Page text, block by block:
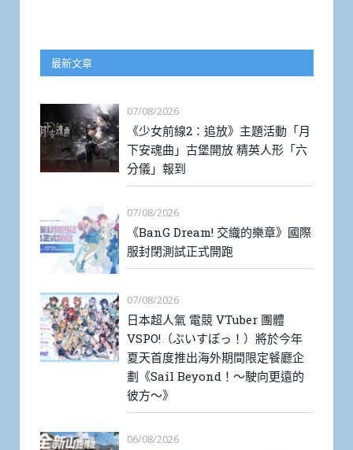
最新文章
07/08/2026
《少女前線2：追放》主題活動「月
下安魂曲」古堡開放 精英人形「六
分儀」報到
07/08/2026
《BanG Dream! 交織的樂章》國際
服封閉測試正式開跑
07/08/2026
日本超人氣 電競 VTuber 團體
VSPO!（ぶいすぽっ！）將於今年
夏天首度推出海外期間限定餐廳企
劃《Sail Beyond！～駛向更遠的
彼方～》
06/08/2026